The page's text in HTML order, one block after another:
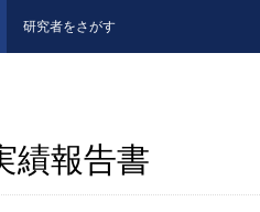
研究者をさがす
績報告書